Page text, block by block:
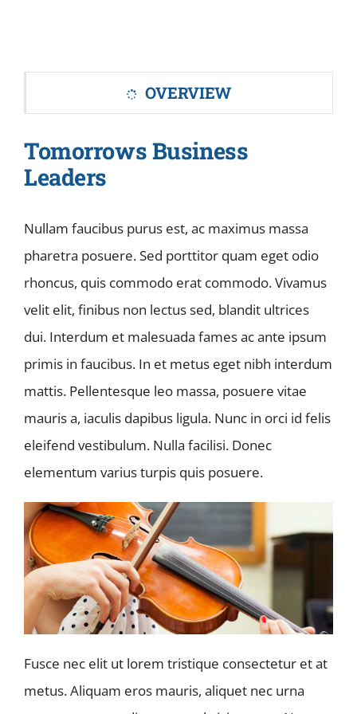
PARTNERS
FOR MEMBERS
OVERVIEW
Tomorrows Business
Leaders
Nullam faucibus purus est, ac maximus massa
pharetra posuere. Sed porttitor quam eget odio
rhoncus, quis commodo erat commodo. Vivamus
velit elit, finibus non lectus sed, blandit ultrices
dui. Interdum et malesuada fames ac ante ipsum
primis in faucibus. In et metus eget nibh interdum
mattis. Pellentesque leo massa, posuere vitae
mauris a, iaculis dapibus ligula. Nunc in orci id felis
eleifend vestibulum. Nulla facilisi. Donec
elementum varius turpis quis posuere.
Fusce nec elit ut lorem tristique consectetur et at
metus. Aliquam eros mauris, aliquet nec urna